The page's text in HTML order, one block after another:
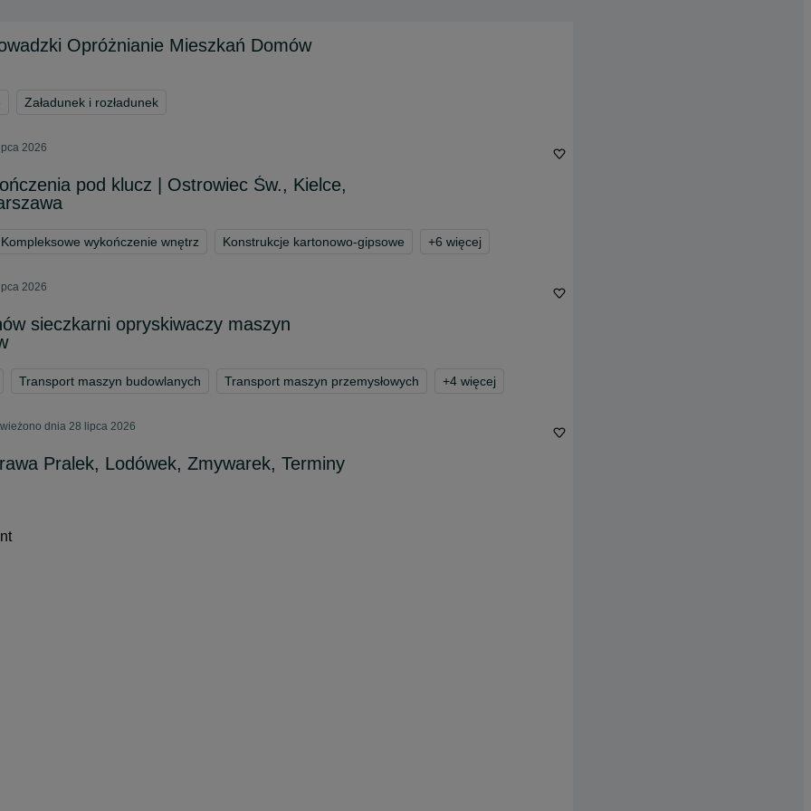
Opróżnianie Mieszkań Domów
Załadunek i rozładunek
2026
pod klucz | Ostrowiec Św., Kielce,
Kompleksowe wykończenie wnętrz Konstrukcje kartonowo-gipsowe +6 więcej
2026
sieczkarni opryskiwaczy maszyn
Transport maszyn budowlanych Transport maszyn przemysłowych +4 więcej
dnia 28 lipca 2026
Pralek, Lodówek, Zmywarek, Terminy